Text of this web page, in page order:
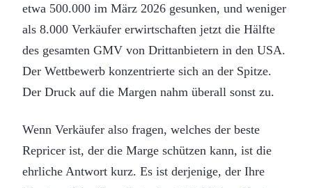
etwa 500.000 im März 2026 gesunken, und weniger
als 8.000 Verkäufer erwirtschaften jetzt die Hälfte
des gesamten GMV von Drittanbietern in den USA.
Der Wettbewerb konzentrierte sich an der Spitze.
Der Druck auf die Margen nahm überall sonst zu.
Wenn Verkäufer also fragen, welches der beste
Repricer ist, der die Marge schützen kann, ist die
ehrliche Antwort kurz. Es ist derjenige, der Ihre